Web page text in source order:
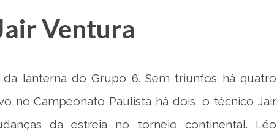
Ventura
da lanterna do Grupo 6. Sem triunfos há quatro
no Campeonato Paulista há dois, o técnico Jair
da estreia no torneio continental. Léo